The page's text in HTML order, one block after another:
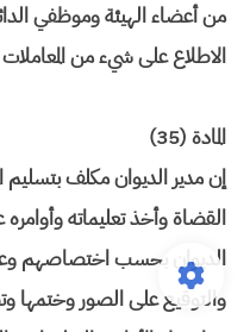
من أعضاء الهيئة وموظفي
الاطلاع على شيء من
المادة (35)
إن مدير الديوان مكلف
القضاة وأخذ تعليماته
الديوان بحسب اختصاصهم
والتوقيع على الصور وختمها